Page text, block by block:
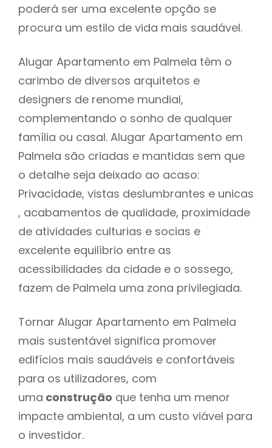
poderá ser uma excelente opção se
procura um estilo de vida mais saudável.
Alugar Apartamento em Palmela têm o
carimbo de diversos arquitetos e
designers de renome mundial,
complementando o sonho de qualquer
família ou casal. Alugar Apartamento em
Palmela são criadas e mantidas sem que
o detalhe seja deixado ao acaso:
Privacidade, vistas deslumbrantes e unicas
, acabamentos de qualidade, proximidade
de atividades culturias e socias e
excelente equilíbrio entre as
acessibilidades da cidade e o sossego,
fazem de Palmela uma zona privilegiada.
Tornar Alugar Apartamento em Palmela
mais sustentável significa promover
edifícios mais saudáveis e confortáveis
para os utilizadores, com
uma construção que tenha um menor
impacte ambiental, a um custo viável para
o investidor.